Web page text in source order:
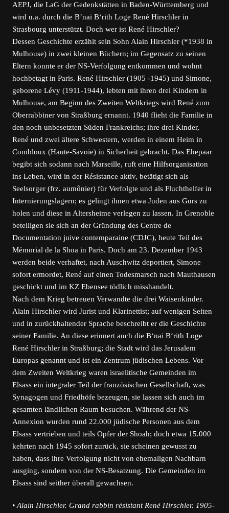
AEPJ, die LaG der Gedenkstätten in Baden-Württemberg und
wird u.a. durch die B’nai B‘rith Loge René Hirschler in
Strasbourg unterstützt. Doch wer ist René Hirschler?
Dessen Geschichte erzählt sein Sohn Alain Hirschler (*1938 in
Mulhouse) in zwei kleinen Büchern; im Gegensatz zu seinen
Eltern konnte er der NS-Verfolgung entkommen und wohnt
hochbetagt in Paris. René Hirschler (1905 -1945) und Simone,
geborene Lévy (1911-1944), lebten mit ihren drei Kindern in
Mulhouse, am Beginn des Zweiten Weltkriegs wird René zum
Oberrabbiner von Straßburg ernannt. 1940 flieht die Familie in
den noch unbesetzten Süden Frankreichs; ihre drei Kinder,
René und zwei ältere Schwestern, werden in einem Heim in
Combloux (Haute-Savoie) in Sicherheit gebracht. Das Ehepaar
begibt sich sodann nach Marseille, ruft eine Hilfsorganisation
ins Leben, wird in der Résistance aktiv, betätigt sich als
Seelsorger (frz. aumônier) für Verfolgte und als Fluchthelfer in
Internierungslagern; es gelingt ihnen etwa Juden aus Gurs zu
holen und diese in Altersheime verlegen zu lassen. In Grenoble
beteiligen sie sich an der Gründung des Centre de
Documentation juive contemparaine (CDJC), heute Teil des
Mémorial de la Shoa in Paris. Doch am 23. Dezember 1943
werden beide verhaftet, nach Auschwitz deportiert, Simone
sofort ermordet, René auf einen Todesmarsch nach Mauthausen
geschickt und im KZ Ebensee tödlich misshandelt.
Nach dem Krieg betreuen Verwandte die drei Waisenkinder.
Alain Hirschler wird Jurist und Klarinettist; auf wenigen Seiten
und in zurückhaltender Sprache beschreibt er die Geschichte
seiner Familie. An diese erinnert auch die B‘nai B‘rith Loge
René Hirschler in Straßburg; die Stadt wird das Jerusalem
Europas genannt und ist ein Zentrum jüdischen Lebens. Vor
dem Zweiten Weltkrieg waren israelitische Gemeinden im
Elsass ein integraler Teil der französischen Gesellschaft, was
Synagogen und Friedhöfe bezeugen, sie lassen sich auch im
gesamten ländlichen Raum besuchen. Während der NS-
Annexion wurden rund 22.000 jüdische Personen aus dem
Elsass vertrieben und teils Opfer der Shoah; doch etwa 15.000
kehrten nach 1945 sofort zurück, sie scheinen gewusst zu
haben, dass ihre Verfolgung nicht von ehemaligen Nachbarn
ausging, sondern von der NS-Besatzung. Die Gemeinden im
Elsass sind seither überall gewachsen.
• Alain Hirschler. Grand rabbin résistant René Hirschler. 1905-